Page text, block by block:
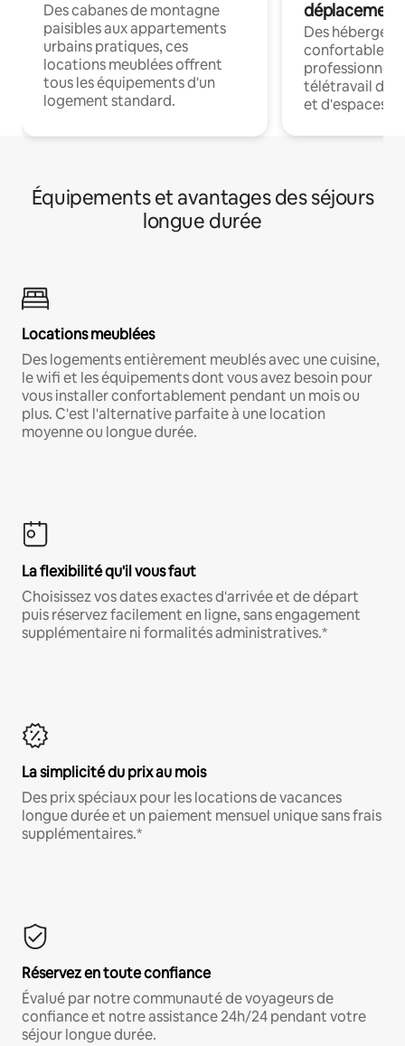
Des cabanes de montagne
paisibles aux appartements
urbains pratiques, ces
locations meublées offrent
tous les équipements d'un
logement standard.
déplacement
Des
confortables
professionnels
télétravail
et d'espaces
Équipements et avantages des séjours
longue durée
Locations meublées
Des logements entièrement meublés avec une cuisine,
le wifi et les équipements dont vous avez besoin pour
vous installer confortablement pendant un mois ou
plus. C'est l'alternative parfaite à une location
moyenne ou longue durée.
La flexibilité qu'il vous faut
Choisissez vos dates exactes d'arrivée et de départ
puis réservez facilement en ligne, sans engagement
supplémentaire ni formalités administratives.*
La simplicité du prix au mois
Des prix spéciaux pour les locations de vacances
longue durée et un paiement mensuel unique sans frais
supplémentaires.*
Réservez en toute confiance
Évalué par notre communauté de voyageurs de
confiance et notre assistance 24h/24 pendant votre
séjour longue durée.